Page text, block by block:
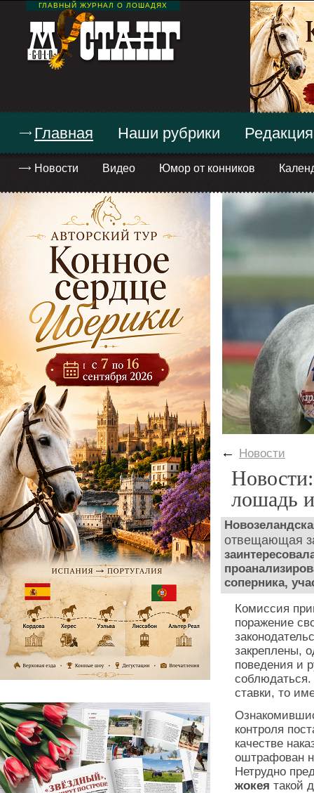
ГЛАВНЫЙ ЖУРНАЛ О ЛОШАДЯХ
Главная
Новости Видео Юмор от конников
Наши рубрики Редакция
← Новости
лошадь
отвещающая
соперника,
Комиссия
поражение
закреплены,
поведения и
ставки, то
контроля
качестве
оштрафован
Нетрудно
жокея такой